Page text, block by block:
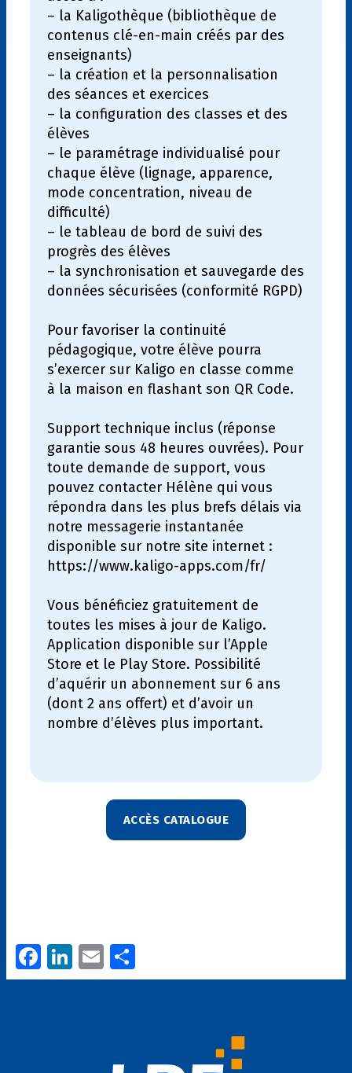
– la Kaligothèque (bibliothèque de
contenus clé-en-main créés par des
enseignants)
– la création et la personnalisation
des séances et exercices
– la configuration des classes et des
élèves
– le paramétrage individualisé pour
chaque élève (lignage, apparence,
mode concentration, niveau de
difficulté)
– le tableau de bord de suivi des
progrès des élèves
– la synchronisation et sauvegarde des
données sécurisées (conformité RGPD)
Pour favoriser la continuité
pédagogique, votre élève pourra
s’exercer sur Kaligo en classe comme
à la maison en flashant son QR Code.
Support technique inclus (réponse
garantie sous 48 heures ouvrées). Pour
toute demande de support, vous
pouvez contacter Hélène qui vous
répondra dans les plus brefs délais via
notre messagerie instantanée
disponible sur notre site internet :
https://www.kaligo-apps.com/fr/
Vous bénéficiez gratuitement de
toutes les mises à jour de Kaligo.
Application disponible sur l’Apple
Store et le Play Store. Possibilité
d’aquérir un abonnement sur 6 ans
(dont 2 ans offert) et d’avoir un
nombre d’élèves plus important.
ACCÈS CATALOGUE
Fa
ce
Li
n
E
m ar
er